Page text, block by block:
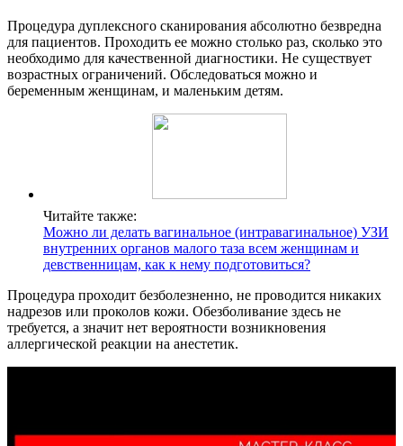
Процедура дуплексного сканирования абсолютно безвредна
для пациентов. Проходить ее можно столько раз, сколько это
необходимо для качественной диагностики. Не существует
возрастных ограничений. Обследоваться можно и
беременным женщинам, и маленьким детям.
Читайте также:
Можно ли делать вагинальное (интравагинальное) УЗИ
внутренних органов малого таза всем женщинам и
девственницам, как к нему подготовиться?
Процедура проходит безболезненно, не проводится никаких
надрезов или проколов кожи. Обезболивание здесь не
требуется, а значит нет вероятности возникновения
аллергической реакции на анестетик.